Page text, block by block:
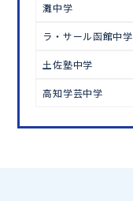
灘中学
ラ・サール函館中学
土佐塾中学
高知学芸中学